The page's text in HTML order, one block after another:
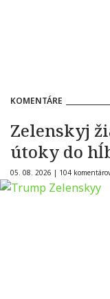
KOMENTÁRE
Zelenskyj
útoky do
05. 08. 2026 | 104